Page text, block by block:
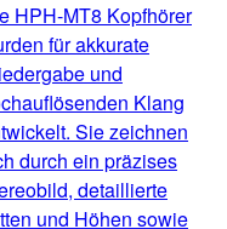
HPH-MT8 Kopfhörer
für akkurate
und
Klang
Sie zeichnen
durch ein präzises
detaillierte
und Höhen sowie